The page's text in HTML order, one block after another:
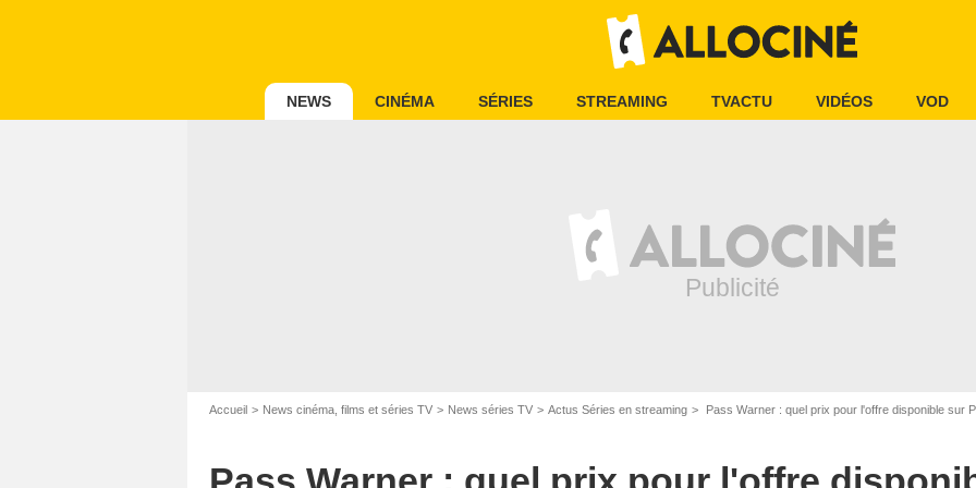
NEWS CINÉMA SÉRIES STREAMING TVACTU VIDÉOS VOD
Accueil News cinéma, films et séries TV News séries TV Actus Séries en streaming Pass Warner : quel prix pour l'offre disponible sur